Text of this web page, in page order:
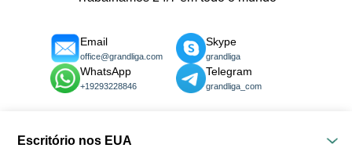
Escritório nos EUA
Email
office@grandliga.com
Skype
grandliga
WhatsApp
+19293228846
Telegram
grandliga_com